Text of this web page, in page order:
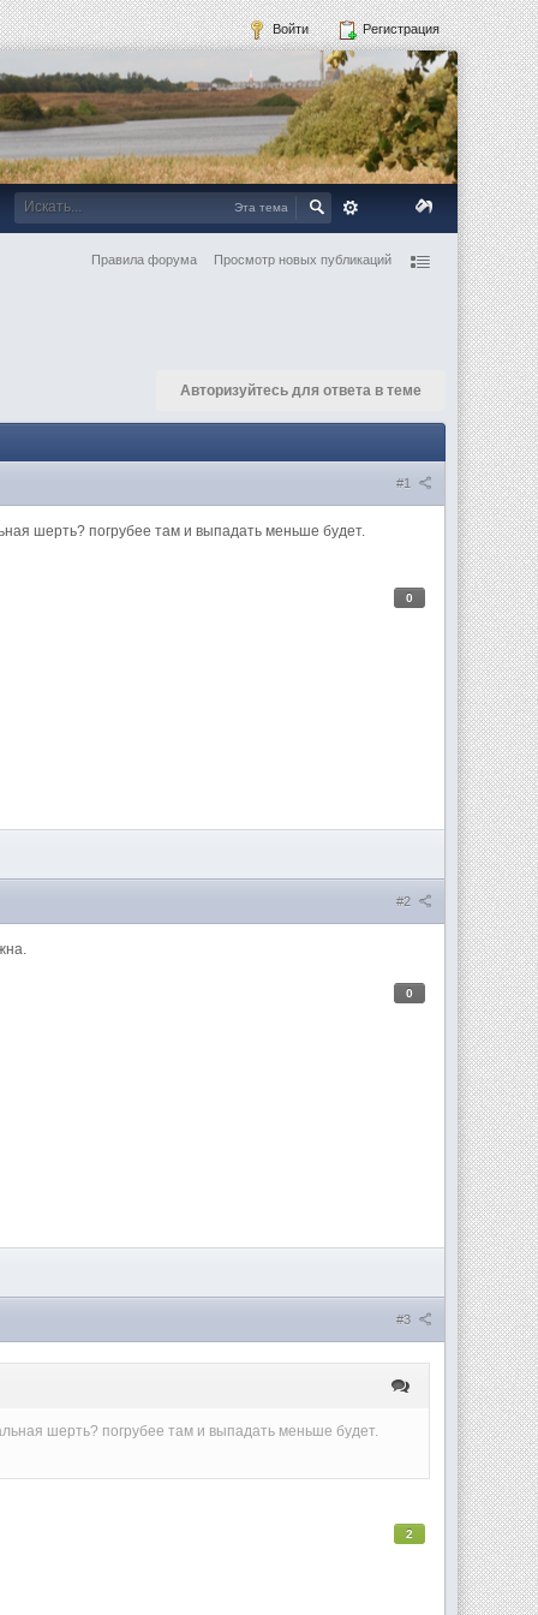
Войти Регистрация
Эта тема
Правила форума Просмотр новых публикаций
Авторизуйтесь для ответа в теме
#1
шерть? погрубее там и выпадать меньше будет.
0
#2
0
#3
шерть? погрубее там и выпадать меньше будет.
2